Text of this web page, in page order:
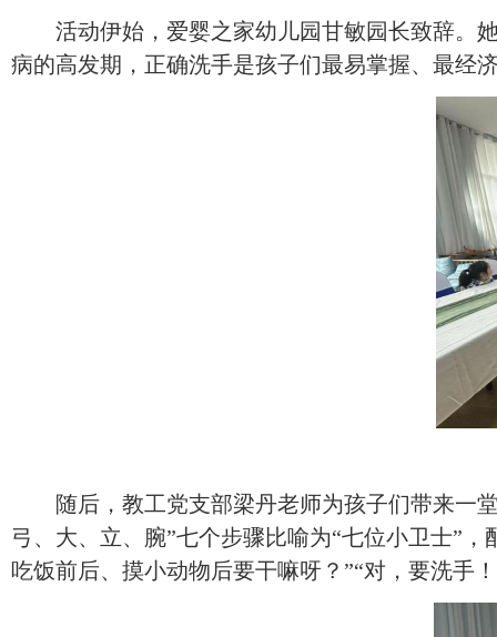
活动伊始，爱婴之家幼儿园甘敏园长致辞。
病的高发期，正确洗手是孩子们最易掌握、最经
随后， 教工党支部梁丹老师为孩子们带来一
弓、大、立、腕”七个步骤比喻为“七位小卫士”
吃饭前后、摸小动物后要干嘛呀？”“对，要洗手